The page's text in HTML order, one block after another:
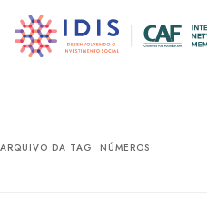
para
para
ARQUIVO DA TAG: NÚMEROS